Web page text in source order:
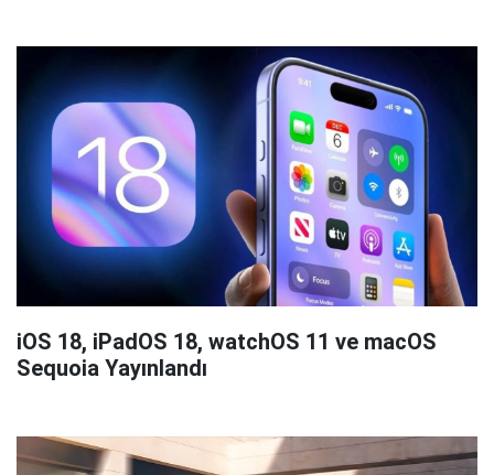
iOS 18, iPadOS 18, watchOS 11 ve macOS
Sequoia Yayınlandı